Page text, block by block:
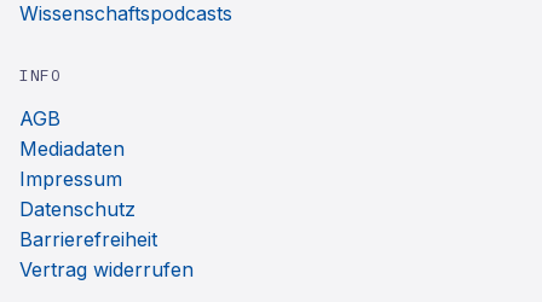
Wissenschaftspodcasts
INFO
AGB
Mediadaten
Impressum
Datenschutz
Barrierefreiheit
Vertrag widerrufen